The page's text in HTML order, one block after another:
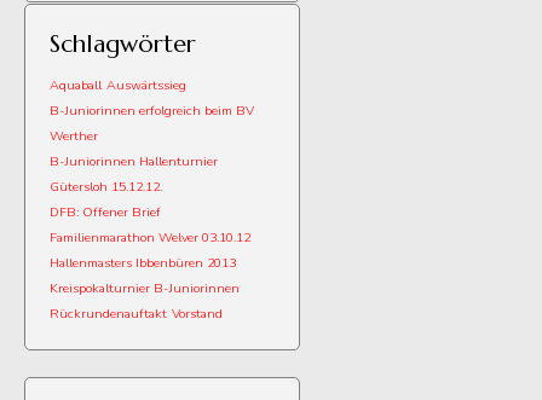
Schlagwörter
Aquaball Auswärtssieg
B-Juniorinnen erfolgreich beim BV
Werther
B-Juniorinnen Hallenturnier
Gütersloh 15.12.12.
DFB: Offener Brief
Familienmarathon Welver 03.10.12
Hallenmasters Ibbenbüren 2013
Kreispokalturnier B-Juniorinnen
Rückrundenauftakt Vorstand